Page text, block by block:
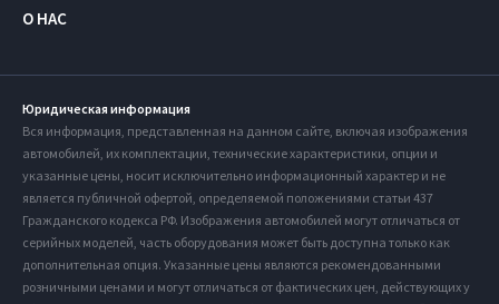
О НАС
Юридическая информация
Вся информация, представленная на данном сайте, включая изображения
автомобилей, их комплектации, технические характеристики, опции и
указанные цены, носит исключительно информационный характер и не
является публичной офертой, определяемой положениями статьи 437
Гражданского кодекса РФ. Изображения автомобилей могут отличаться от
серийных моделей, часть оборудования может быть доступна только как
дополнительная опция. Указанные цены являются рекомендованными
розничными ценами и могут отличаться от фактических цен, действующих у